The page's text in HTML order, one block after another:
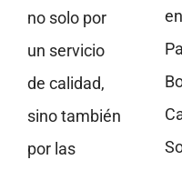
no solo por
un servicio
de calidad,
sino también
por las
en